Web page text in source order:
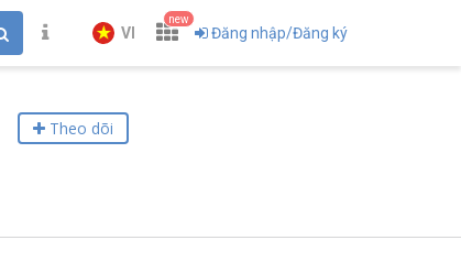
VI
new
Đăng nhập/Đăng ký
Theo dõi